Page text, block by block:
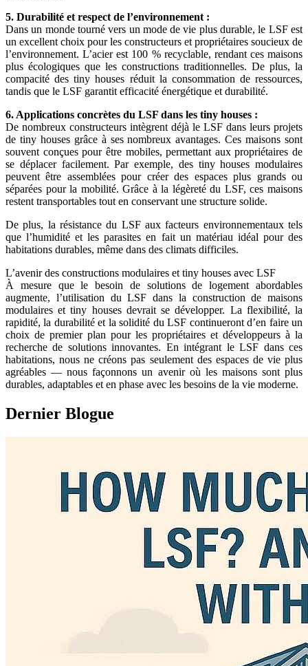
5. Durabilité et respect de l’environnement :
Dans un monde tourné vers un mode de vie plus durable, le LSF est
un excellent choix pour les constructeurs et propriétaires soucieux de
l’environnement. L’acier est 100 % recyclable, rendant ces maisons
plus écologiques que les constructions traditionnelles. De plus, la
compacité des tiny houses réduit la consommation de ressources,
tandis que le LSF garantit efficacité énergétique et durabilité.
6. Applications concrètes du LSF dans les tiny houses :
De nombreux constructeurs intègrent déjà le LSF dans leurs projets
de tiny houses grâce à ses nombreux avantages. Ces maisons sont
souvent conçues pour être mobiles, permettant aux propriétaires de
se déplacer facilement. Par exemple, des tiny houses modulaires
peuvent être assemblées pour créer des espaces plus grands ou
séparées pour la mobilité. Grâce à la légèreté du LSF, ces maisons
restent transportables tout en conservant une structure solide.
De plus, la résistance du LSF aux facteurs environnementaux tels
que l’humidité et les parasites en fait un matériau idéal pour des
habitations durables, même dans des climats difficiles.
L’avenir des constructions modulaires et tiny houses avec LSF
À mesure que le besoin de solutions de logement abordables
augmente, l’utilisation du LSF dans la construction de maisons
modulaires et tiny houses devrait se développer. La flexibilité, la
rapidité, la durabilité et la solidité du LSF continueront d’en faire un
choix de premier plan pour les propriétaires et développeurs à la
recherche de solutions innovantes. En intégrant le LSF dans ces
habitations, nous ne créons pas seulement des espaces de vie plus
agréables — nous façonnons un avenir où les maisons sont plus
durables, adaptables et en phase avec les besoins de la vie moderne.
Dernier Blogue